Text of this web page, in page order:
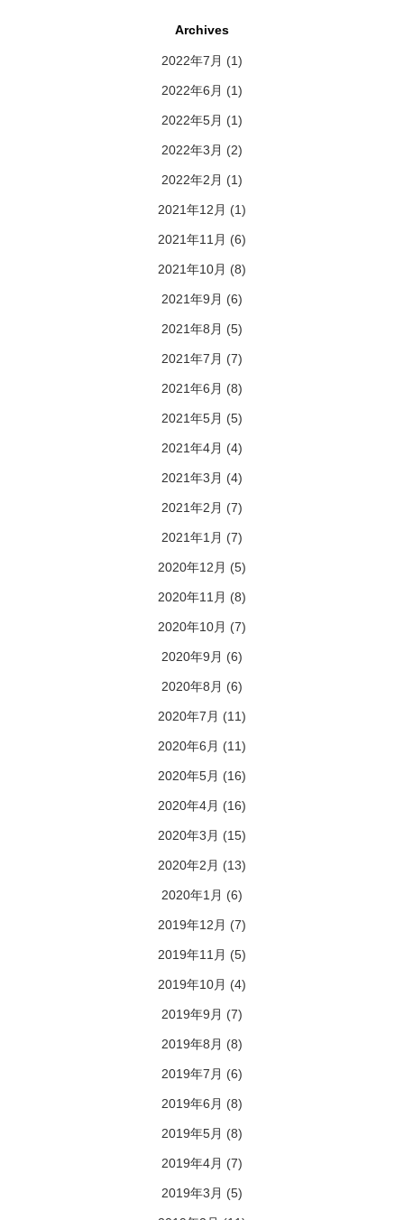
Archives
2022年7月 (1)
2022年6月 (1)
2022年5月 (1)
2022年3月 (2)
2022年2月 (1)
2021年12月 (1)
2021年11月 (6)
2021年10月 (8)
2021年9月 (6)
2021年8月 (5)
2021年7月 (7)
2021年6月 (8)
2021年5月 (5)
2021年4月 (4)
2021年3月 (4)
2021年2月 (7)
2021年1月 (7)
2020年12月 (5)
2020年11月 (8)
2020年10月 (7)
2020年9月 (6)
2020年8月 (6)
2020年7月 (11)
2020年6月 (11)
2020年5月 (16)
2020年4月 (16)
2020年3月 (15)
2020年2月 (13)
2020年1月 (6)
2019年12月 (7)
2019年11月 (5)
2019年10月 (4)
2019年9月 (7)
2019年8月 (8)
2019年7月 (6)
2019年6月 (8)
2019年5月 (8)
2019年4月 (7)
2019年3月 (5)